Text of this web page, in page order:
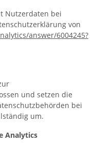
Nutzerdaten bei
von
answer/6004245?
und setzen die
bei
um.
Analytics